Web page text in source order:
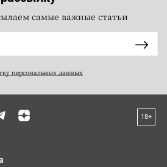
самые важные статьи
персональных данных
18+